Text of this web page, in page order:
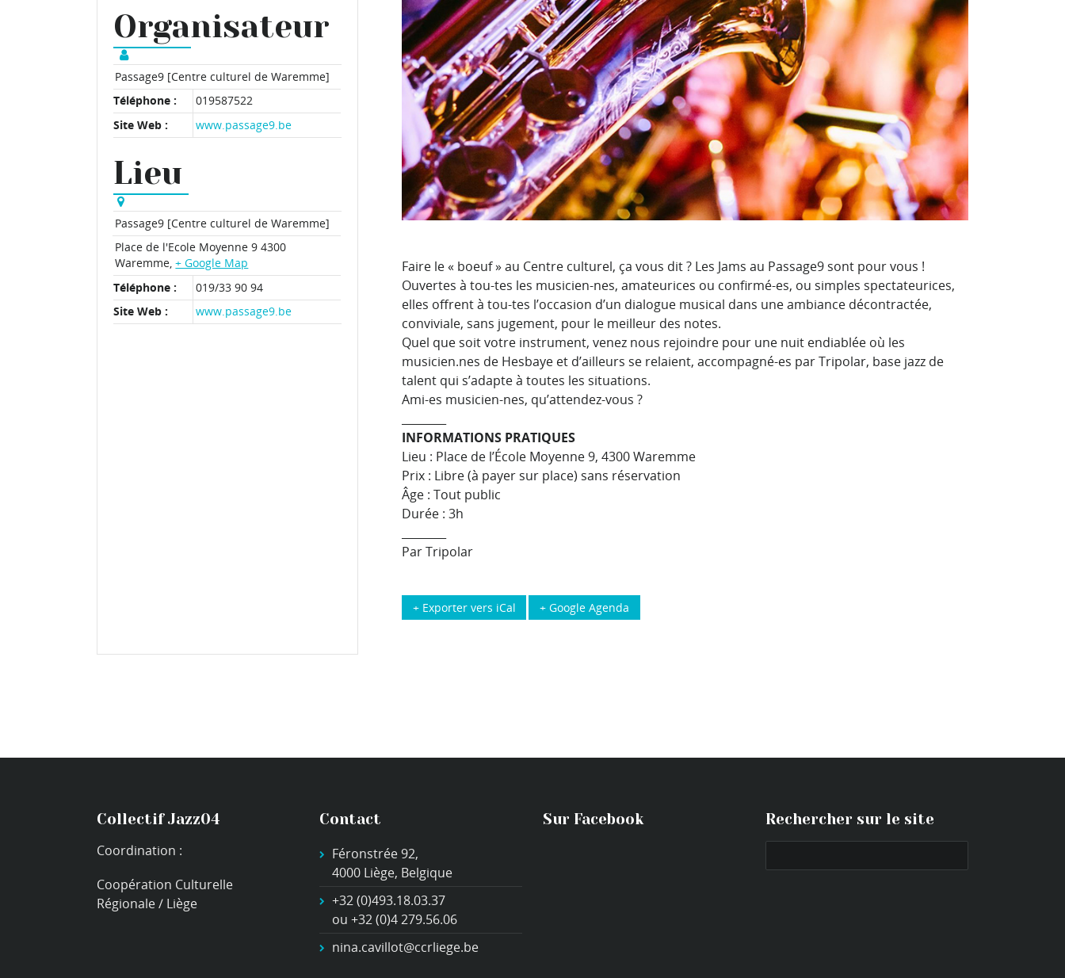
Organisateur
Passage9 [Centre culturel de Waremme]
Téléphone :
019587522
Site Web :
www.passage9.be
Lieu
Passage9 [Centre culturel de Waremme]
Place de l'Ecole Moyenne 9 4300
Waremme, + Google Map
Téléphone :
019/33 90 94
Site Web :
www.passage9.be
Faire le « boeuf » au Centre culturel, ça vous dit ? Les Jams au Passage9 sont pour vous !
Ouvertes à tou-tes les musicien-nes, amateurices ou confirmé-es, ou simples spectateurices,
elles offrent à tou-tes l’occasion d’un dialogue musical dans une ambiance décontractée,
conviviale, sans jugement, pour le meilleur des notes.
Quel que soit votre instrument, venez nous rejoindre pour une nuit endiablée où les
musicien.nes de Hesbaye et d’ailleurs se relaient, accompagné-es par Tripolar, base jazz de
talent qui s’adapte à toutes les situations.
Ami-es musicien-nes, qu’attendez-vous ?
INFORMATIONS PRATIQUES
Lieu : Place de l’École Moyenne 9, 4300 Waremme
Prix : Libre (à payer sur place) sans réservation
Âge : Tout public
Durée : 3h
Par Tripolar
+ Google Agenda
+ Exporter vers iCal
Collectif Jazz04
Coordination :
Coopération Culturelle
Régionale / Liège
Contact
Féronstrée 92,
4000 Liège, Belgique
+32 (0)493.18.03.37
ou +32 (0)4 279.56.06
nina.cavillot@ccrliege.be
Sur Facebook Rechercher sur le site